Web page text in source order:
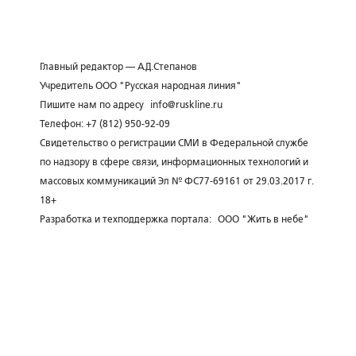
Главный редактор — А.Д.Степанов
Учредитель ООО "Русская народная линия"
Пишите нам по адресу
info@ruskline.ru
Телефон: +7 (812) 950-92-09
Свидетельство о регистрации СМИ в Федеральной службе
по надзору в сфере связи, информационных технологий и
массовых коммуникаций Эл № ФС77-69161 от 29.03.2017 г.
18+
Разработка и техподдержка портала: ООО "Жить в небе"